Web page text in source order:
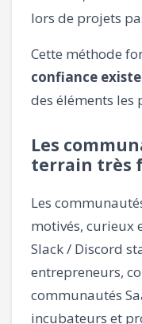
lors de projets
Cette méthode
confiance
des éléments
Les
terrain très
Les
motivés, curieux
Slack / Discord
entrepreneurs,
communautés
incubateurs et